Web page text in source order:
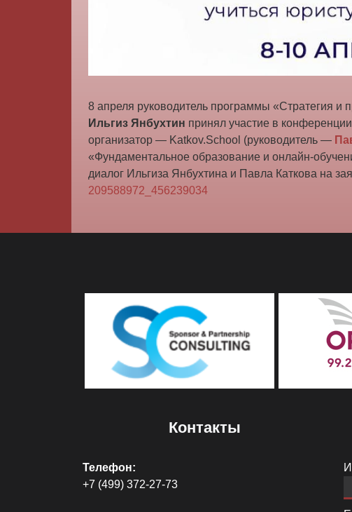
8 апреля руководитель программы «Стратегия и
Ильгиз Янбухтин принял участие в
организатор — Katkov.School (руководитель —
«Фундаментальное образование и онлайн-
диалог Ильгиза Янбухтина и Павла Каткова на
209588972_456239034
Контакты
Телефон:
+7 (499) 372-27-73